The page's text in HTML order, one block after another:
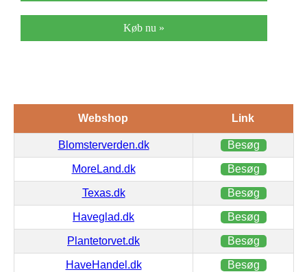
Køb nu »
Webshop Link
Blomsterverden.dk Besøg
MoreLand.dk Besøg
Texas.dk Besøg
Haveglad.dk Besøg
Plantetorvet.dk Besøg
HaveHandel.dk Besøg